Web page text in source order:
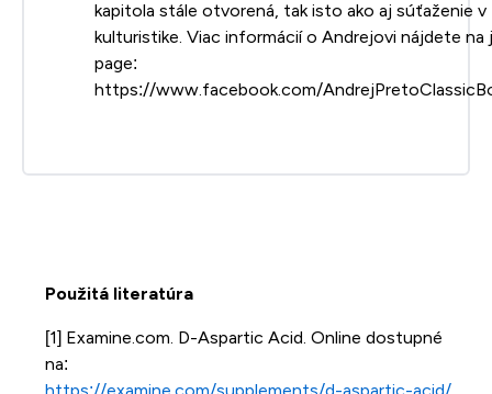
kapitola stále otvorená, tak isto ako aj súťaženie v
kulturistike. Viac informácií o Andrejovi nájdete na
page:
https://www.facebook.com/
Použitá literatúra
[1] Examine.com. D-Aspartic Acid. Online dostupné
na: